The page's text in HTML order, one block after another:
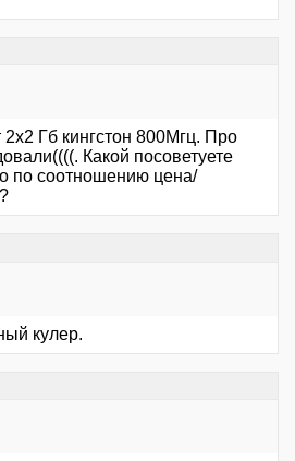
Гб кингстон 800Мгц. Про
Какой посоветуете
по соотношению цена/
кулер.